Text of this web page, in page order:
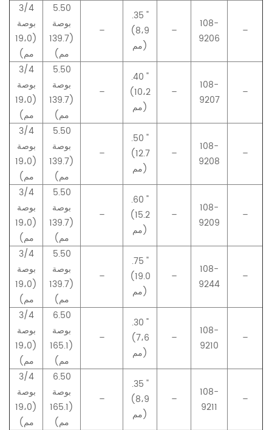
3/4
بوصة
(19،0
مم)
5.50
بوصة
(139.7
مم)
–
.35 "
(8،9
مم)
–
108-
9206
–
3/4
بوصة
(19،0
مم)
5.50
بوصة
(139.7
مم)
–
.40 "
(10،2
مم)
–
108-
9207
–
3/4
بوصة
(19،0
مم)
5.50
بوصة
(139.7
مم)
–
.50 "
(12.7
مم)
–
108-
9208
–
3/4
بوصة
(19،0
مم)
5.50
بوصة
(139.7
مم)
–
.60 "
(15.2
مم)
–
108-
9209
–
3/4
بوصة
(19،0
مم)
5.50
بوصة
(139.7
مم)
–
.75 "
(19.0
مم)
–
108-
9244
–
3/4
بوصة
(19،0
مم)
6.50
بوصة
(165.1
مم)
–
.30 "
(7،6
مم)
–
108-
9210
–
3/4
بوصة
(19،0
مم)
6.50
بوصة
(165.1
مم)
–
.35 "
(8،9
مم)
–
108-
9211
–